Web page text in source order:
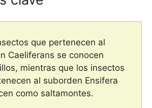
que pertenecen al
Caeliferans se conocen
mientras que los insectos
al suborden Ensifera
como saltamontes.